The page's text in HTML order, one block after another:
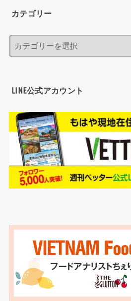
カテゴリー
LINE公式アカウント